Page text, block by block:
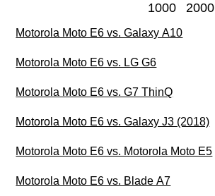
1000 2000
Motorola Moto E6 vs. Galaxy A10
Motorola Moto E6 vs. LG G6
Motorola Moto E6 vs. G7 ThinQ
Motorola Moto E6 vs. Galaxy J3 (2018)
Motorola Moto E6 vs. Motorola Moto E5
Motorola Moto E6 vs. Blade A7